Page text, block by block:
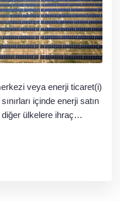
veya enerji ticaret(i)
içinde enerji satın
diğer ülkelere ihraç…